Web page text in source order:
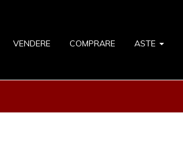
VENDERE COMPRARE ASTE